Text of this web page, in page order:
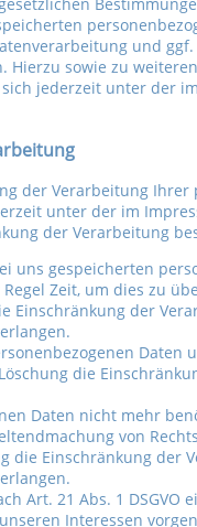
und
Hierzu sowie zu
jederzeit unter der
der Verarbeitung Ihrer
unter der im
der Verarbeitung
uns gespeicherten
Zeit, um dies zu
Einschränkung der
Daten
die
Daten nicht mehr
von
die Einschränkung der
Art. 21 Abs. 1 DSGVO
Interessen